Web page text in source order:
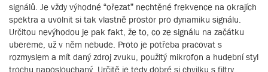
signálů. Je vždy výhodné “ořezat” nechtěné frekvence na okrajích
spektra a uvolnit si tak vlastně prostor pro dynamiku signálu.
Určitou nevýhodou je pak fakt, že to, co ze signálu na začátku
ubereme, už v něm nebude. Proto je potřeba pracovat s
rozmyslem a mít daný zdroj zvuku, použitý mikrofon a hudební styl
trochu naposlouchaný. Určitě je tedy dobré si chvilku s filtry